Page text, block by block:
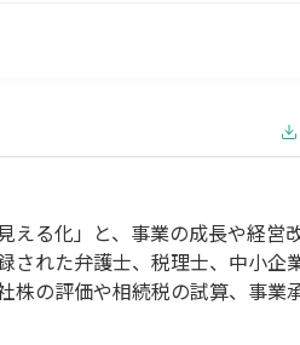
える化」と、事業の成長や経営
された弁護士、税理士、中小企
株の評価や相続税の試算、事業